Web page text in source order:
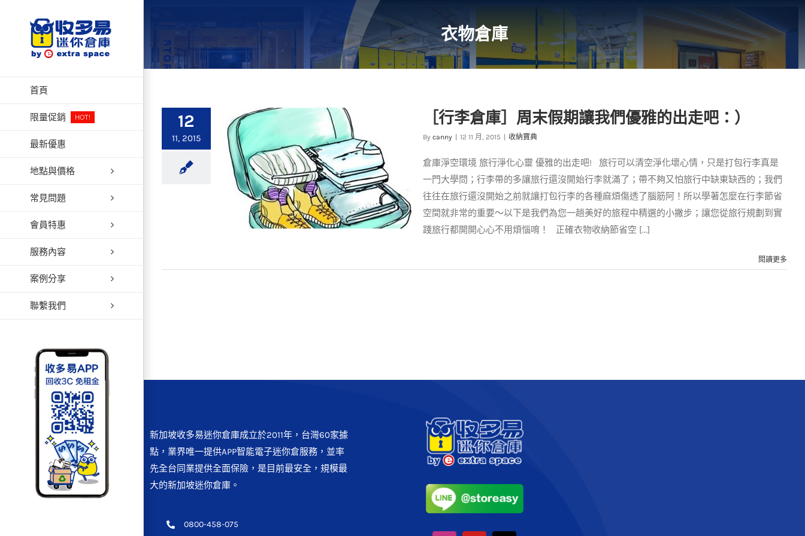
首頁
限量促銷 HOT!
最新優惠
地點與價格
常見問題
會員特惠
服務內容
案例分享
聯繫我們
衣物倉庫
12
11, 2015
［行李倉庫］周末假期讓我們優雅的出走吧：）
By canny 12 11 月, 2015 收納寶典
倉庫淨空環境 旅行淨化心靈 優雅的出走吧! 旅行可以清空淨化壞心情，只是打包行李真是
一門大學問；行李帶的多讓旅行還沒開始行李就滿了；帶不夠又怕旅行中缺東缺西的；我們
往往在旅行還沒開始之前就讓打包行李的各種麻煩傷透了腦筋阿！所以學著怎麼在行李節省
空間就非常的重要～以下是我們為您一趟美好的旅程中精選的小撇步；讓您從旅行規劃到實
踐旅行都開開心心不用煩惱唷！ 正確衣物收納節省空 [...]
閱讀更多
新加坡收多易迷你倉庫成立於2011年，台灣60家據
點，業界唯一提供APP智能電子迷你倉服務，並率
先全台同業提供全面保險，是目前最安全，規模最
大的新加坡迷你倉庫。
0800-458-075